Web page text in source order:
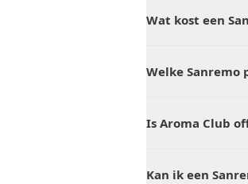
Wat kost een
Welke Sanremo
Is Aroma Club
Kan ik een